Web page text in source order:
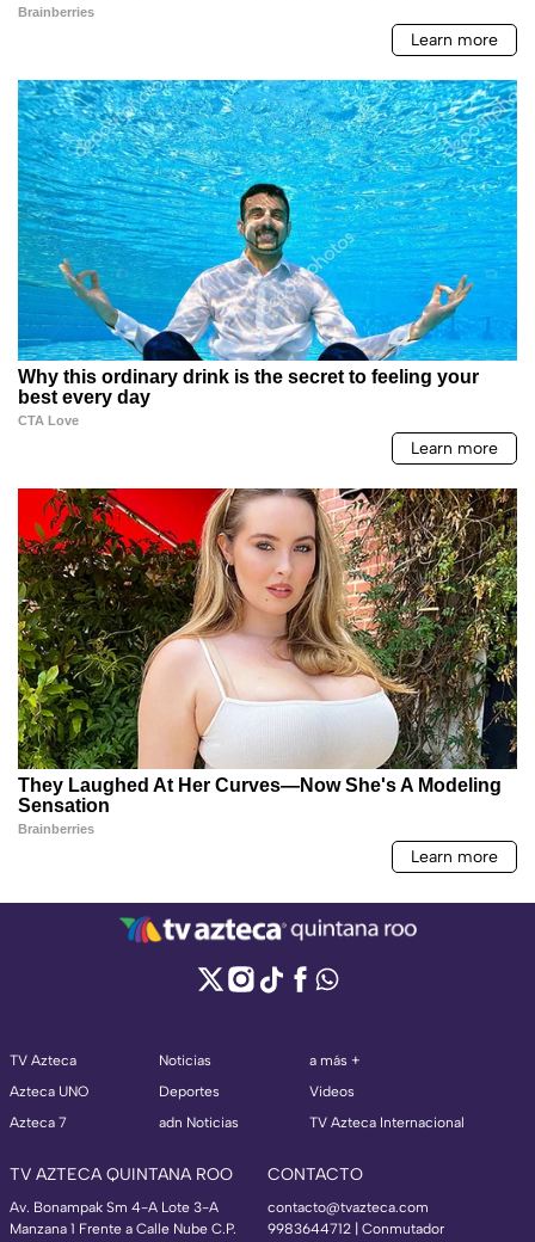
TV Azteca
Azteca UNO
Azteca 7
Noticias
Deportes
adn Noticias
a más +
Videos
TV Azteca Internacional
TV AZTECA QUINTANA ROO
Av. Bonampak Sm 4-A Lote 3-A
Manzana 1 Frente a Calle Nube C.P.
CONTACTO
contacto@tvazteca.com
9983644712 | Conmutador